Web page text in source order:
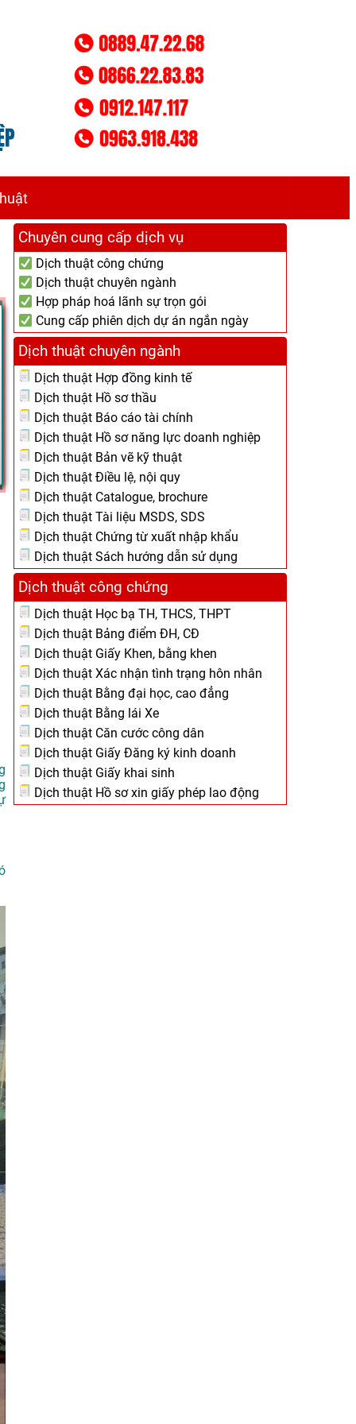
Chuyên cung cấp dịch vụ
Dịch thuật công chứng
Dịch thuật chuyên ngành
Hợp pháp hoá lãnh sự trọn gói
Cung cấp phiên dịch dự án ngắn ngày
Dịch thuật chuyên ngành
Dịch thuật Hợp đồng kinh tế
Dịch thuật Hồ sơ thầu
Dịch thuật Báo cáo tài chính
Dịch thuật Hồ sơ năng lực doanh nghiệp
Dịch thuật Bản vẽ kỹ thuật
Dịch thuật Điều lệ, nội quy
Dịch thuật Catalogue, brochure
Dịch thuật Tài liệu MSDS, SDS
Dịch thuật Chứng từ xuất nhập khẩu
Dịch thuật Sách hướng dẫn sử dụng
Dịch thuật công chứng
Dịch thuật Học bạ TH, THCS, THPT
Dịch thuật Bảng điểm ĐH, CĐ
Dịch thuật Giấy Khen, bằng khen
Dịch thuật Xác nhận tình trạng hôn nhân
Dịch thuật Bằng đại học, cao đẳng
Dịch thuật Bằng lái Xe
Dịch thuật Căn cước công dân
Dịch thuật Giấy Đăng ký kinh doanh
Dịch thuật Giấy khai sinh
Dịch thuật Hồ sơ xin giấy phép lao động